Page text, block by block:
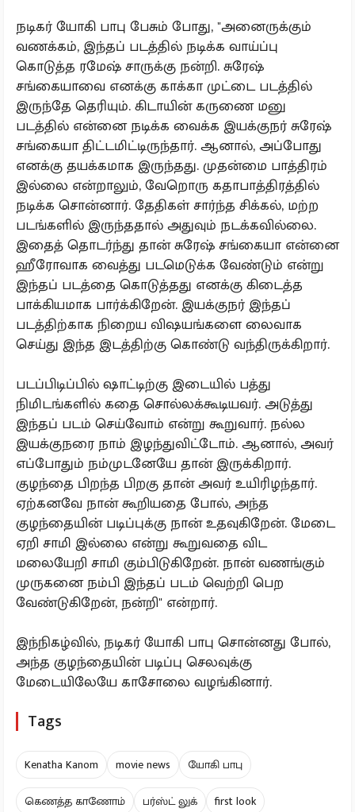
நடிகர் யோகி பாபு பேசும் போது, "அனைருக்கும்
வணக்கம், இந்தப் படத்தில் நடிக்க வாய்ப்பு
கொடுத்த ரமேஷ் சாருக்கு நன்றி. சுரேஷ்
சங்கையாவை எனக்கு காக்கா முட்டை படத்தில்
இருந்தே தெரியும். கிடாயின் கருணை மனு
படத்தில் என்னை நடிக்க வைக்க இயக்குநர் சுரேஷ்
சங்கையா திட்டமிட்டிருந்தார். ஆனால், அப்போது
எனக்கு தயக்கமாக இருந்தது. முதன்மை பாத்திரம்
இல்லை என்றாலும், வேறொரு கதாபாத்திரத்தில்
நடிக்க சொன்னார். தேதிகள் சார்ந்த சிக்கல், மற்ற
படங்களில் இருந்ததால் அதுவும் நடக்கவில்லை.
இதைத் தொடர்ந்து தான் சுரேஷ் சங்கையா என்னை
ஹீரோவாக வைத்து படமெடுக்க வேண்டும் என்று
இந்தப் படத்தை கொடுத்தது எனக்கு கிடைத்த
பாக்கியமாக பார்க்கிறேன். இயக்குநர் இந்தப்
படத்திற்காக நிறைய விஷயங்களை லைவாக
செய்து இந்த இடத்திற்கு கொண்டு வந்திருக்கிறார்.
படப்பிடிப்பில் ஷாட்டிற்கு இடையில் பத்து
நிமிடங்களில் கதை சொல்லக்கூடியவர். அடுத்து
இந்தப் படம் செய்வோம் என்று கூறுவார். நல்ல
இயக்குநரை நாம் இழந்துவிட்டோம். ஆனால், அவர்
எப்போதும் நம்முடனேயே தான் இருக்கிறார்.
குழந்தை பிறந்த பிறகு தான் அவர் உயிரிழந்தார்.
ஏற்கனவே நான் கூறியதை போல், அந்த
குழந்தையின் படிப்புக்கு நான் உதவுகிறேன். மேடை
ஏறி சாமி இல்லை என்று கூறுவதை விட
மலையேறி சாமி கும்பிடுகிறேன். நான் வணங்கும்
முருகனை நம்பி இந்தப் படம் வெற்றி பெற
வேண்டுகிறேன், நன்றி" என்றார்.
இந்நிகழ்வில், நடிகர் யோகி பாபு சொன்னது போல்,
அந்த குழந்தையின் படிப்பு செலவுக்கு
மேடையிலேயே காசோலை வழங்கினார்.
Tags
Kenatha Kanom movie news
யோகி பாபு
கெணத்த காணோம்
பர்ஸ்ட் லுக் first look